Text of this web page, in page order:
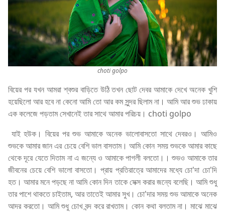
choti golpo
বিয়ের পর যখন আমরা শ্বশুর বাড়িতে উঠি তখন ছোট দেবর আমাকে দেখে অনেক খুশি
হয়েছিলো আর হবে না কেনো আমি তো আর কম সুন্দর ছিলাম না। আমি আর শুভ ঢাকায়
এক কলেজে পড়তাম সেখানেই তার সাথে আমার পরিচয়। choti golpo
যাই হউক। বিয়ের পর শুভ আমাকে অনেক ভালোবাসতো সাথে দেবরও। আমিও
শুভকে আমার জান এর চেয়ে বেশি ভাল বাসতাম। আমি কোন সময় শুভকে আমার কাছে
থেকে দূরে যেতে দিতাম না এ জন্যে ও আমাকে পাগলী বলতো।। শুভও আমাকে তার
জীবনের চেয়ে বেশি ভালো বাসতো। প্রায় প্রতিরাত্রে আমাদের মধ্যে চো'দা চো'দি
হত। আমার মনে পড়ছে না আমি কোন দিন তাকে সেক্স করার জন্যে বলেছি। আমি শুধু
তার পাশে থাকতে চাইতাম, আর তাতেই আমার সুখ। চো'দার সময় শুভ আমাকে অনেক
আদর করতো। আমি শুধু চোখ বন্দ করে রাখতাম। কোন কথা বলতাম না। মাঝে মাঝে